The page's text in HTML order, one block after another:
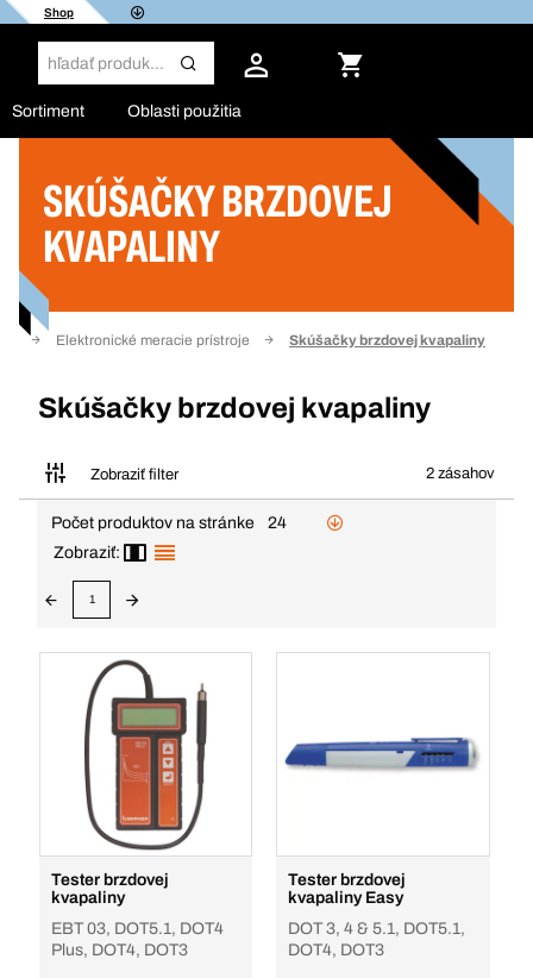
Shop
Sortiment Oblasti použitia
SKÚŠAČKY BRZDOVEJ
KVAPALINY
Elektronické meracie prístroje Skúšačky brzdovej kvapaliny
Skúšačky brzdovej kvapaliny
Zobraziť filter 2 zásahov
Filter
Počet produktov na stránke
24
Zobraziť:
1
Tester brzdovej
kvapaliny
EBT 03, DOT5.1, DOT4
Plus, DOT4, DOT3
Tester brzdovej
kvapaliny Easy
DOT 3, 4 & 5.1, DOT5.1,
DOT4, DOT3